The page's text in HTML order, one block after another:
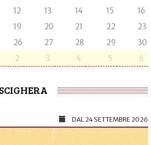
12 13 14 15
16
19 20 21 22
23
26 27 28 29
30
2 3 4 5 6
DAL24 SETTEMBRE 2026